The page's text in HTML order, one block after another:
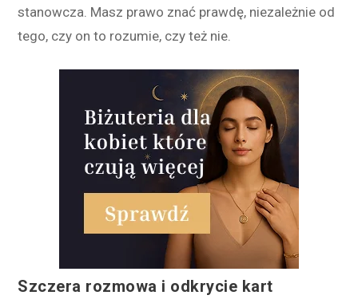
stanowcza. Masz prawo znać prawdę, niezależnie od
tego, czy on to rozumie, czy też nie.
Szczera rozmowa i odkrycie kart